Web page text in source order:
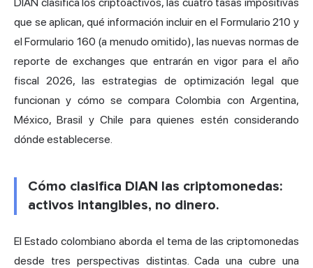
que se aplican, qué información incluir en el Formulario 210 y
el Formulario 160 (a menudo omitido), las nuevas normas de
reporte de exchanges que entrarán en vigor para el año
fiscal 2026, las estrategias de optimización legal que
funcionan y cómo se compara Colombia con Argentina,
México, Brasil y Chile para quienes estén considerando
dónde establecerse.
Cómo clasifica DIAN las criptomonedas:
activos intangibles, no dinero.
El Estado colombiano aborda el tema de las criptomonedas
desde tres perspectivas distintas. Cada una cubre una